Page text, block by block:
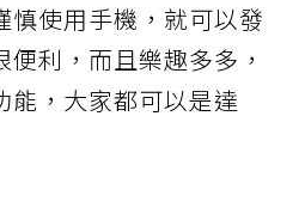
慎使用手機，就可以發
利，而且樂趣多多，
能，大家都可以是達